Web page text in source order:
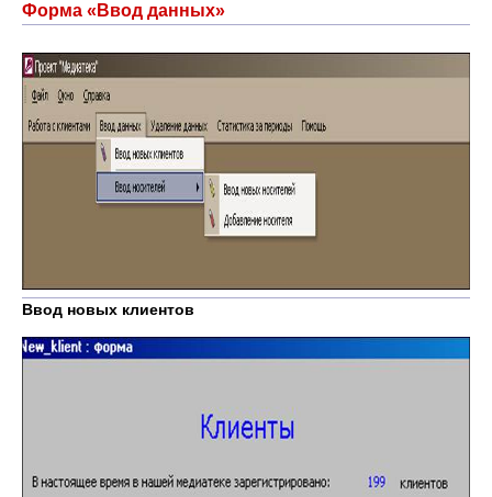
Форма «Ввод данных»
Ввод новых клиентов